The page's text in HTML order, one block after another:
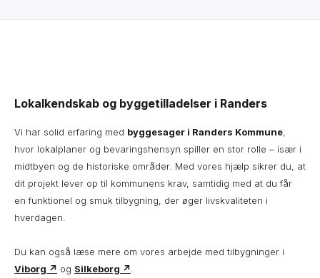
Lokalkendskab og byggetilladelser i Randers
Vi har solid erfaring med byggesager i Randers Kommune,
hvor lokalplaner og bevaringshensyn spiller en stor rolle – især i
midtbyen og de historiske områder. Med vores hjælp sikrer du, at
dit projekt lever op til kommunens krav, samtidig med at du får
en funktionel og smuk tilbygning, der øger livskvaliteten i
hverdagen.
Du kan også læse mere om vores arbejde med tilbygninger i
Viborg ↗ og Silkeborg ↗.